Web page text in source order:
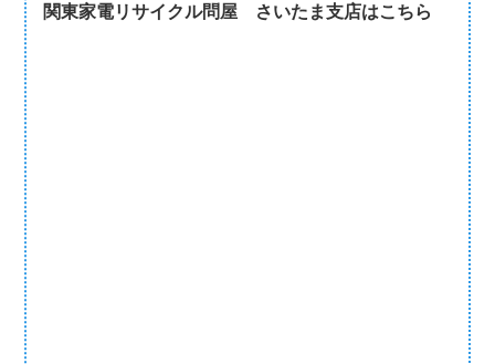
関東家電リサイクル問屋 さいたま支店はこちら